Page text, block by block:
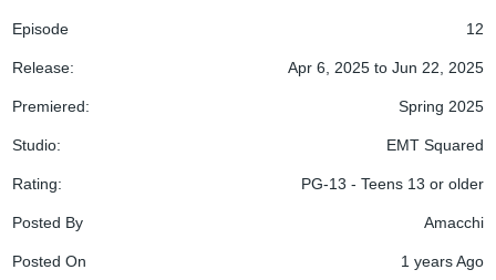
Episode 12
Release: Apr 6, 2025 to Jun 22, 2025
Premiered: Spring 2025
Studio: EMT Squared
Rating: PG-13 - Teens 13 or older
Posted By Amacchi
Posted On 1 years Ago